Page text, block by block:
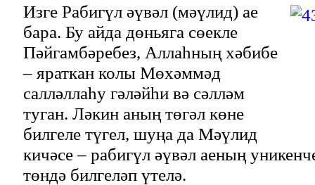
Изге Рабигүл әүвәл (мәүлид) ае
бара. Бу айда дөньяга сөекле
Пәйгамбәребез, Аллаһның хәбибе
– яраткан колы Мөхәммәд
салләллаһу гәләйһи вә сәлләм
туган. Ләкин аның төгәл көне
билгеле түгел, шуңа да Мәүлид
кичәсе – рабигүл әүвәл аеның
төндә билгеләп үтелә.